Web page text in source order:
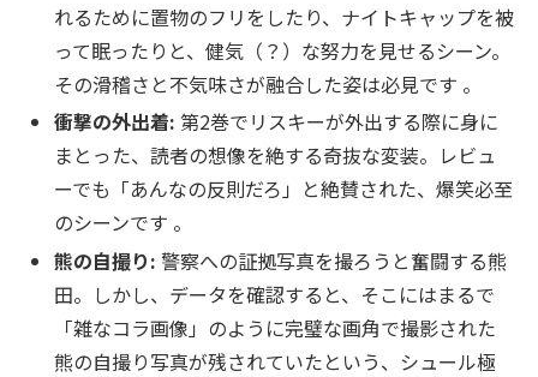
れるために置物のフリをしたり、ナイトキャップを被
って眠ったりと、健気（？）な努力を見せるシーン。
その滑稽さと不気味さが融合した姿は必見です 。
衝撃の外出着: 第2巻でリスキーが外出する際に身に
まとった、読者の想像を絶する奇抜な変装。レビュ
ーでも「あんなの反則だろ」と絶賛された、爆笑必至
のシーンです 。
熊の自撮り: 警察への証拠写真を撮ろうと奮闘する熊
田。しかし、データを確認すると、そこにはまるで
「雑なコラ画像」のように完璧な画角で撮影された
熊の自撮り写真が残されていたという、シュール極